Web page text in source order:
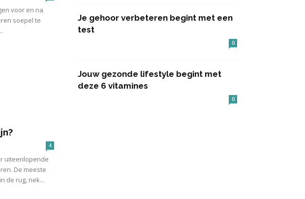
voor en na
soepel te
4
uiteenlopende
De meeste
de rug, nek...
Je gehoor verbeteren begint met een
test
0
Jouw gezonde lifestyle begint met
deze 6 vitamines
0